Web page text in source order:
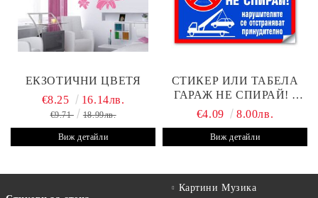
ЕКЗОТИЧНИ ЦВЕТЯ
€8.25 16.14лв.
€9.71 18.99лв.
Виж детайли
СТИКЕР ИЛИ ТАБЕЛА
ГАРАЖ НЕ СПИРАЙ! -
30Х19 СМ
€4.09 8.00лв.
Виж детайли
Картини Музика